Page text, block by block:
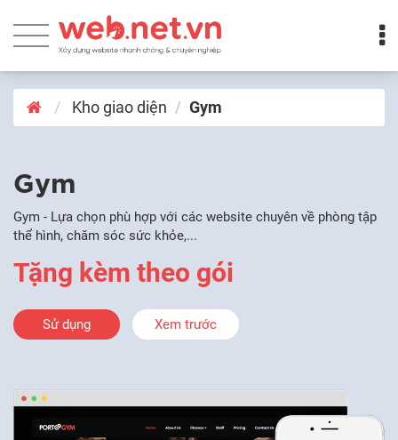
Kho giao diện Gym
Gym
Gym - Lựa chọn phù hợp với các website chuyên về phòng tập
thể hình, chăm sóc sức khỏe,...
Tặng kèm theo gói
Sử dụng Xem trước